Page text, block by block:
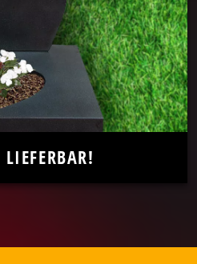
LIEFERBAR!